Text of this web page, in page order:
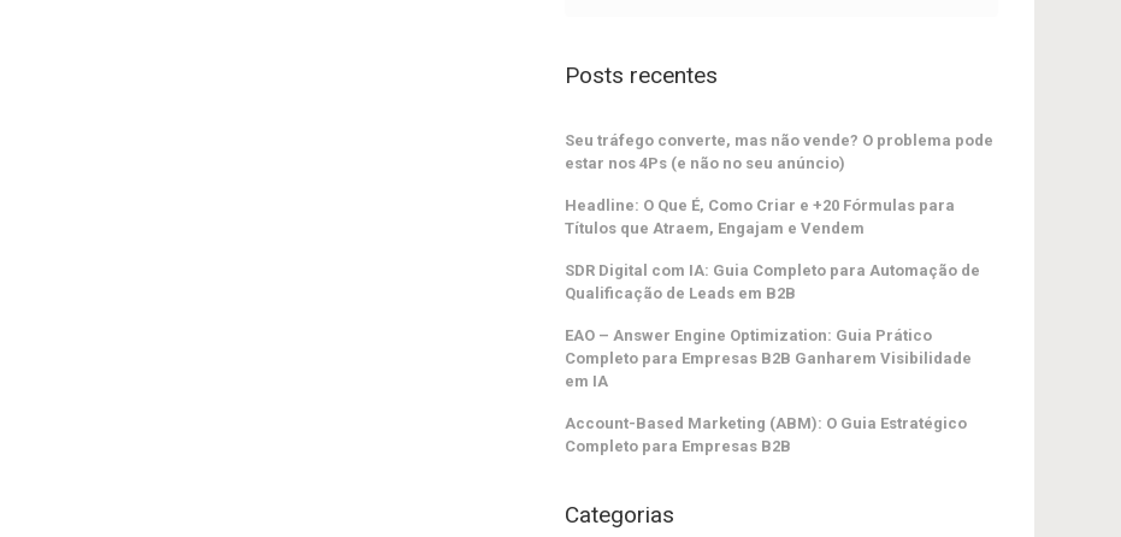
Posts recentes
Seu tráfego converte, mas não vende? O problema pode
estar nos 4Ps (e não no seu anúncio)
Headline: O Que É, Como Criar e +20 Fórmulas para
Títulos que Atraem, Engajam e Vendem
SDR Digital com IA: Guia Completo para Automação de
Qualificação de Leads em B2B
EAO – Answer Engine Optimization: Guia Prático
Completo para Empresas B2B Ganharem Visibilidade
em IA
Account-Based Marketing (ABM): O Guia Estratégico
Completo para Empresas B2B
Categorias